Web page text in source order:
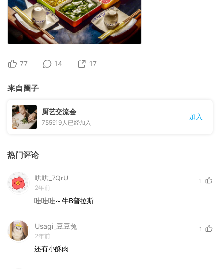
77 14 17
来自圈子
厨艺交流会
755919人已经加入
加入
热门评论
哄哄_7QrU
2年前
1
哇哇哇～牛B普拉斯
Usagi_豆豆兔
2年前
1
还有小酥肉